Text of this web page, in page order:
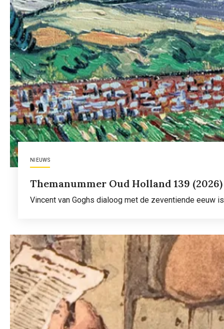
Themanummer Oud Holland 139
NIEUWS
Vincent van Goghs dialoog met de zeventiende eeuw
Oud
Holland
139
(2026)
1/2